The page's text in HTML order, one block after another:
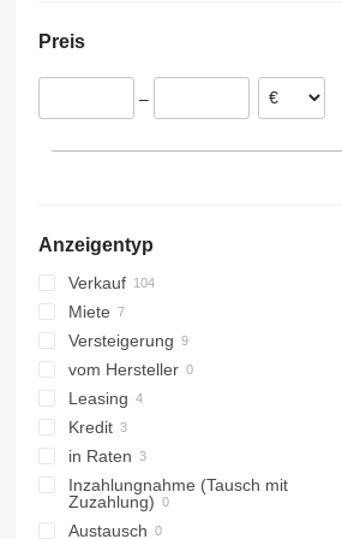
Litauen
Schweden
Preis
–
Anzeigentyp
Verkauf
Miete
Versteigerung
vom Hersteller
Leasing
Kredit
in Raten
Inzahlungnahme (Tausch mit
Zuzahlung)
Austausch